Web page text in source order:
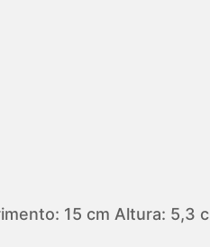
15 cm Altura: 5,3 c